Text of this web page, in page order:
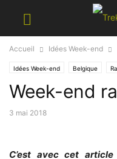
Accueil Idées Week-end
Idées Week-end Belgique
Week-end
3 mai 2018
C’est avec cet